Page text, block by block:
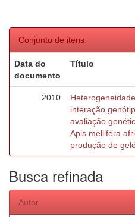
Conjunto de itens:
Data do
documento
Título
2010
interação
avaliação
Apis mellifera
produção de
Busca refinada
Autor